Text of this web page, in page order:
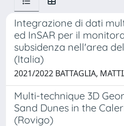
Integrazione di dati
ed InSAR per il
subsidenza nell'area
(Italia)
2021/2022 BATTAGLIA,
Multi-technique 3D
Sand Dunes in the
(Rovigo)